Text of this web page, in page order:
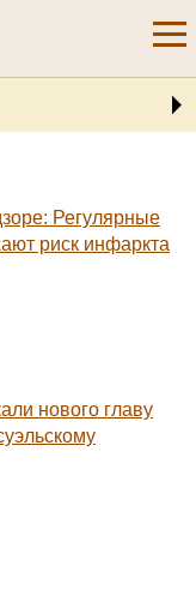
Регулярные
риск инфаркта
нового главу